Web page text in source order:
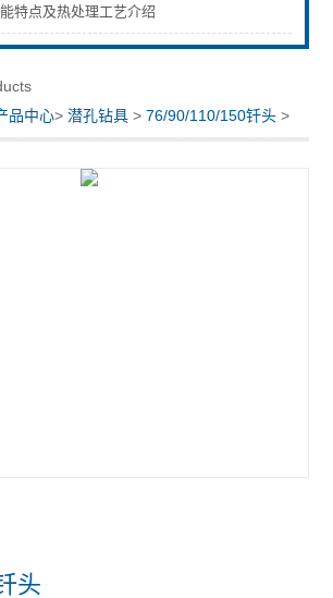
特点及热处理工艺介绍
品中心>潜孔钻具 >76/90/110/150钎头 >
头